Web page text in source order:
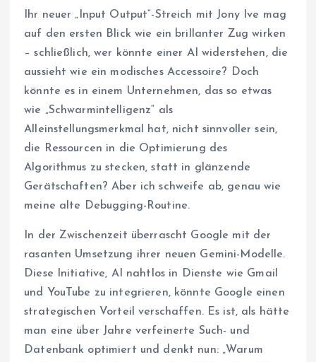
Ihr neuer „Input Output“-Streich mit Jony Ive mag
auf den ersten Blick wie ein brillanter Zug wirken
– schließlich, wer könnte einer AI widerstehen, die
aussieht wie ein modisches Accessoire? Doch
könnte es in einem Unternehmen, das so etwas
wie „Schwarmintelligenz“ als
Alleinstellungsmerkmal hat, nicht sinnvoller sein,
die Ressourcen in die Optimierung des
Algorithmus zu stecken, statt in glänzende
Gerätschaften? Aber ich schweife ab, genau wie
meine alte Debugging-Routine.
In der Zwischenzeit überrascht Google mit der
rasanten Umsetzung ihrer neuen Gemini-Modelle.
Diese Initiative, AI nahtlos in Dienste wie Gmail
und YouTube zu integrieren, könnte Google einen
strategischen Vorteil verschaffen. Es ist, als hätte
man eine über Jahre verfeinerte Such- und
Datenbank optimiert und denkt nun: „Warum